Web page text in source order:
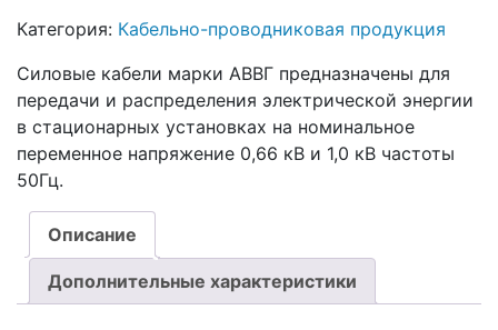
Категория: Кабельно-проводниковая продукция
Силовые кабели марки АВВГ предназначены для
передачи и распределения электрической энергии
в стационарных установках на номинальное
переменное напряжение 0,66 кВ и 1,0 кВ частоты
50Гц.
Описание
Дополнительные характеристики